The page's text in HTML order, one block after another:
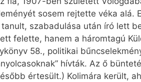
sosem rejtette véka
szabadulása után író lett
felette, hanem a háromtagú
58., politikai
hívták. Az ő
értesült.) Kolimára került,